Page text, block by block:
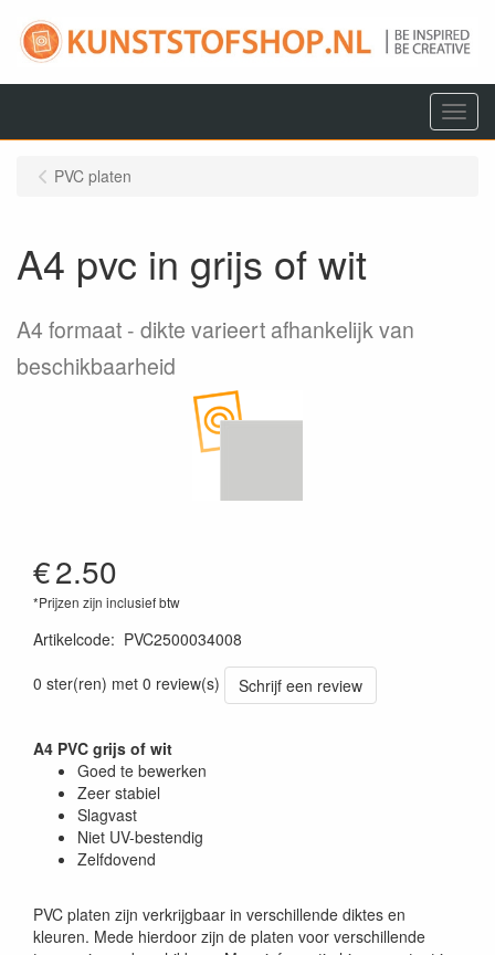
Menu
PVC platen
A4 pvc in grijs of wit
A4 formaat
dikte varieert afhankelijk van
beschikbaarheid
€2.50
*Prijzen zijn inclusief btw
Artikelcode: PVC2500034008
0 ster(ren) met 0 review(s)
Schrijf een review
A4 PVC grijs of wit
Goed te bewerken
Zeer stabiel
Slagvast
Niet UV-bestendig
Zelfdovend
PVC platen zijn verkrijgbaar in verschillende diktes en
kleuren. Mede hierdoor zijn de platen voor verschillende